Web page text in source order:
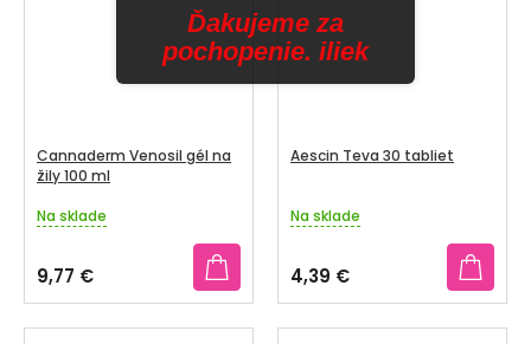
Cannaderm Venosil gél na
žily 100 ml
Priemerné
produktu
je
5,0
z
Na sklade
9,77 €
Aescin Teva 30 tabliet
Priemerné
produktu
je
3,8
z
Na sklade
4,39 €
Ďakujeme za
pochopenie. iliek